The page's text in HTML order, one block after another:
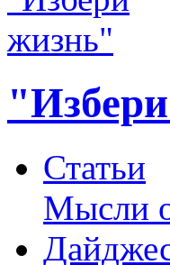
Статьи
Мысли